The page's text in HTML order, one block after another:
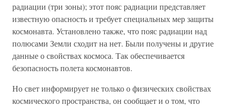
радиации (три зоны); этот пояс радиации представляет
известную опасность и требует специальных мер защиты
космонавта. Установлено также, что пояс радиации над
полюсами Земли сходит на нет. Были получены и другие
данные о свойствах космоса. Так обеспечивается
безопасность полета космонавтов.
Но свет информирует не только о физических свойствах
космического пространства, он сообщает и о том, что